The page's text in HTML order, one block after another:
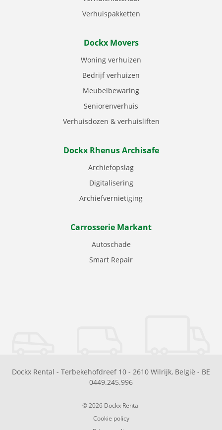
Verhuispakketten
Dockx Movers
Woning verhuizen
Bedrijf verhuizen
Meubelbewaring
Seniorenverhuis
Verhuisdozen & verhuisliften
Dockx Rhenus Archisafe
Archiefopslag
Digitalisering
Archiefvernietiging
Carrosserie Markant
Autoschade
Smart Repair
Dockx Rental - Terbekehofdreef 10 - 2610 Wilrijk, België - BE
0449.245.996
© 2026 Dockx Rental
Cookie policy